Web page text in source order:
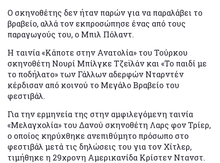
Ο σκηνοθέτης δεν ήταν παρών για να παραλάβει το
βραβείο, αλλά τον εκπροσώπησε ένας από τους
παραγωγούς του, ο Μπιλ Πόλαντ.
Η ταινία «Κάποτε στην Ανατολία» του Τούρκου
σκηνοθέτη Νουρί Μπίλγκε Τζεϊλάν και «Το παιδί με
το ποδήλατο» των Γάλλων αδερφών Νταρντέν
κέρδισαν από κοινού το Μεγάλο Βραβείο του
φεστιβάλ.
Για την ερμηνεία της στην αμφιλεγόμενη ταινία
«Μελαγχολία» του Δανού σκηνοθέτη Λαρς φον Τρίερ,
ο οποίος κηρύχθηκε ανεπιθύμητο πρόσωπο στο
φεστιβάλ μετά τις δηλώσεις του για τον Χίτλερ,
τιμήθηκε η 29χρονη Αμερικανίδα Κρίστεν Ντανστ.